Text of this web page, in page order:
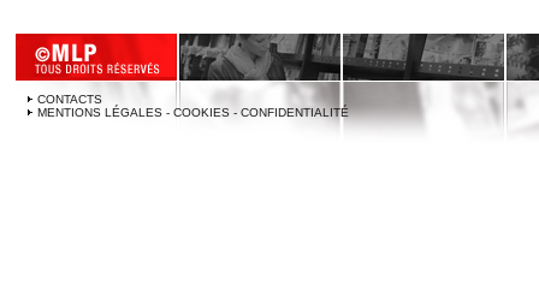
CONTACTS
MENTIONS LÉGALES - COOKIES - CONFIDENTIALITÉ